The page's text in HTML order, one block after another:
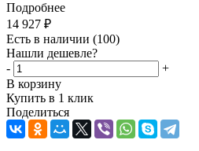
Подробнее
14 927 ₽
Есть в наличии (100)
Нашли дешевле?
-
+
В корзину
Купить в 1 клик
Поделиться